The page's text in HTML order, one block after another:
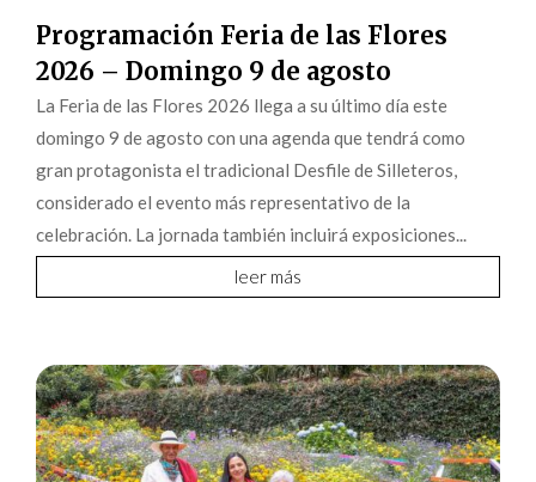
Programación Feria de las Flores
2026 – Domingo 9 de agosto
La Feria de las Flores 2026 llega a su último día este
domingo 9 de agosto con una agenda que tendrá como
gran protagonista el tradicional Desfile de Silleteros,
considerado el evento más representativo de la
celebración. La jornada también incluirá exposiciones...
leer más